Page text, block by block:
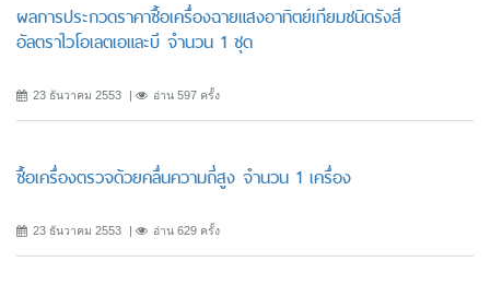
ผลการประกวดราคาซื้อเครื่องฉายแสงอาทิตย์เทียมชนิดรังสี
อัลตราไวโอเลตเอและบี จำนวน 1 ชุด
23 ธันวาคม 2553 อ่าน 597 ครั้ง
ซื้อเครื่องตรวจด้วยคลื่นความถี่สูง จำนวน 1 เครื่อง
23 ธันวาคม 2553 อ่าน 629 ครั้ง